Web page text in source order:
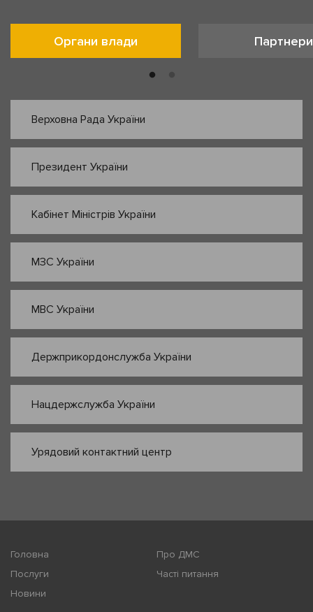
Органи влади Партнери
Верховна Рада України
Президент України
Кабінет Міністрів України
МЗС України
МВС України
Держприкордонслужба України
Нацдержслужба України
Урядовий контактний центр
Головна
Про ДМС
Послуги
Часті питання
Новини